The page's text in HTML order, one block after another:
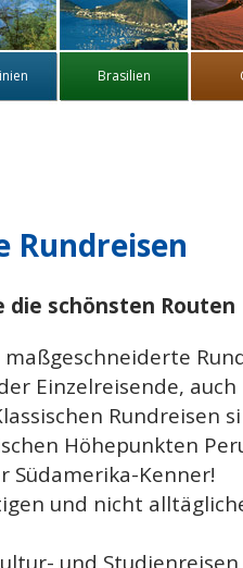
Brasilien
Rundreisen
die schönsten Routen
maßgeschneiderte
Einzelreisende,
Rundreisen
Höhepunkten
Südamerika-Kenner!
und nicht
und